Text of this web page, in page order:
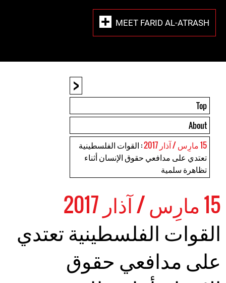
MEET FARID AL-ATRASH
<
Top
About
15 مارِس / آذار 2017
: القوات الفلسطينية
تعتدي على مدافعي حقوق الإنسان أثناء
تظاهرة سلمية
15 مارِس / آذار 2017
القوات الفلسطينية تعتدي
على مدافعي حقوق